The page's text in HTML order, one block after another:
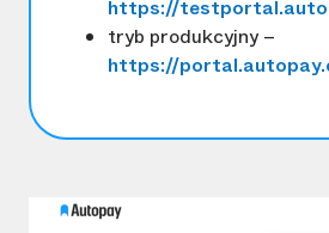
https://
tryb produkcyjny –
https://